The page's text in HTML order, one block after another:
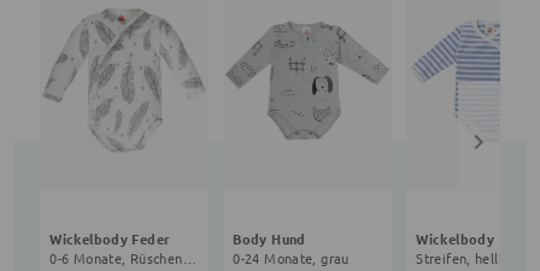
Wickelbody Feder
0-6 Monate, Rüschen, weiß, grau
Body Hund
0-24 Monate, grau
Wickelbody
Streifen, hellblau